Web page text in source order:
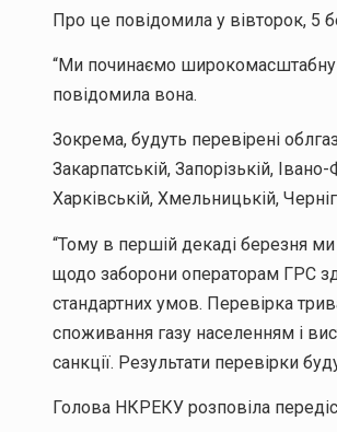
Про це повідомила у вівторок,
“Ми починаємо широкомасштабну
повідомила вона.
Зокрема, будуть перевірені
Закарпатській, Запорізькій,
Харківській, Хмельницькій,
“Тому в першій декаді березня
щодо заборони операторам ГРС
стандартних умов. Перевірка
споживання газу населенням і
санкції. Результати перевірки
Голова НКРЕКУ розповіла